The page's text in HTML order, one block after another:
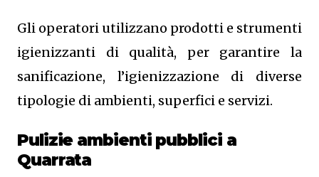
Gli operatori utilizzano prodotti e strumenti
igienizzanti di qualità, per garantire la
sanificazione, l’igienizzazione di diverse
tipologie di ambienti, superfici e servizi.
Pulizie ambienti pubblici a
Quarrata